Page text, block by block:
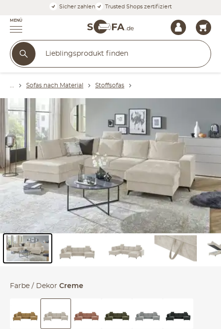
Sicher zahlen Trusted Shops zertifiziert
MENÜ
Sofas nach Material Stoffsofas
Farbe / Dekor Creme